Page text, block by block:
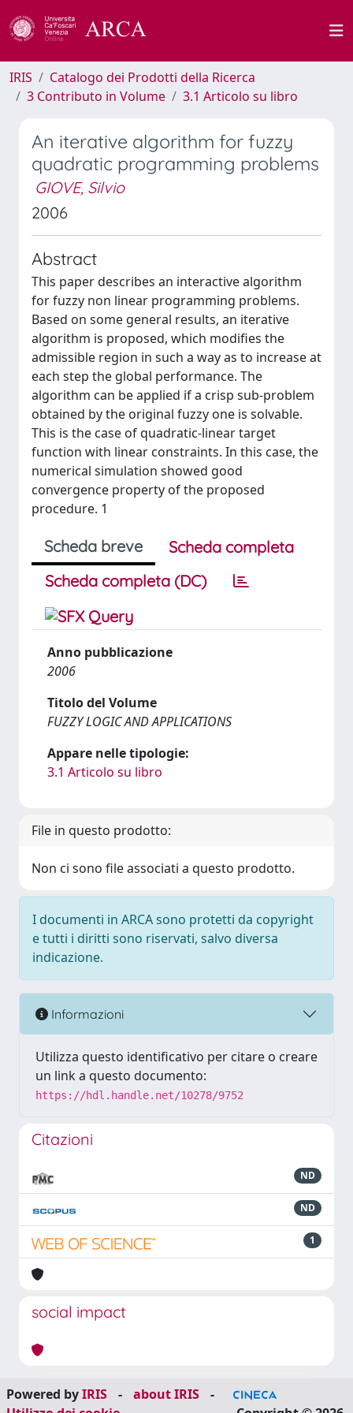
IRIS
Catalogo dei Prodotti della Ricerca
3 Contributo in Volume
3.1 Articolo su libro
An iterative algorithm for fuzzy
quadratic programming problems
GIOVE, Silvio
2006
Abstract
This paper describes an interactive algorithm
for fuzzy non linear programming problems.
Based on some general results, an iterative
algorithm is proposed, which modifies the
admissible region in such a way as to increase at
each step the global performance. The
algorithm can be applied if a crisp sub-problem
obtained by the original fuzzy one is solvable.
This is the case of quadratic-linear target
function with linear constraints. In this case, the
numerical simulation showed good
convergence property of the proposed
procedure. 1
Scheda breve
Scheda completa
Scheda completa (DC)
Anno pubblicazione
2006
Titolo del Volume
FUZZY LOGIC AND APPLICATIONS
Appare nelle tipologie:
3.1 Articolo su libro
File in questo prodotto:
Non ci sono file associati a questo prodotto.
I documenti in ARCA sono protetti da copyright
e tutti i diritti sono riservati, salvo diversa
indicazione.
Informazioni
Utilizza questo identificativo per citare o creare
un link a questo documento:
https://hdl.handle.net/10278/9752
Citazioni
ND
ND
1
social impact
Powered byIRIS - about IRIS
-